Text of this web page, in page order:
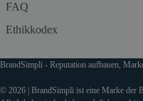
FAQ
Ethikkodex
BrandSimpli - Reputation aufbauen,
© 2026 | BrandSimpli ist eine Marke der